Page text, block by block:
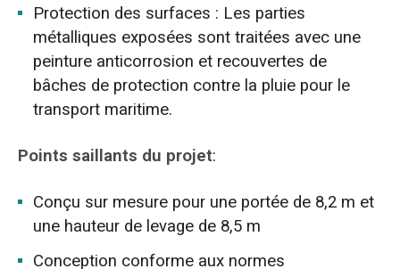
Protection des surfaces : Les parties
métalliques exposées sont traitées avec une
peinture anticorrosion et recouvertes de
bâches de protection contre la pluie pour le
transport maritime.
Points saillants du projet:
Conçu sur mesure pour une portée de 8,2 m et
une hauteur de levage de 8,5 m
Conception conforme aux normes